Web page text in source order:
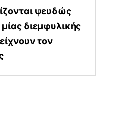
ψευδώς
διεμφυλικής
τον